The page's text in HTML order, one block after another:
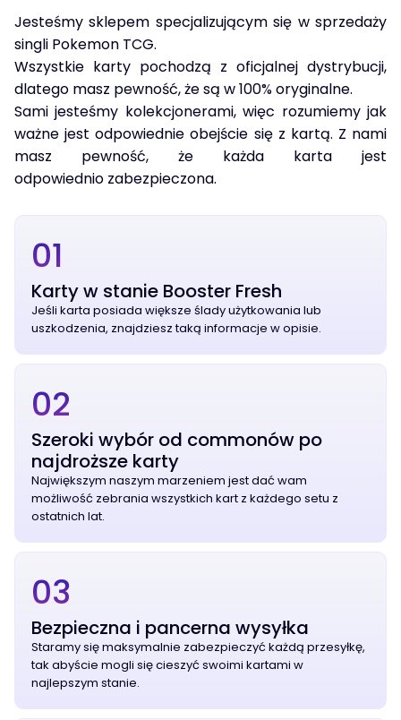
Jesteśmy sklepem specjalizującym się w sprzedaży
singli Pokemon TCG.
Wszystkie karty pochodzą z oficjalnej dystrybucji,
dlatego masz pewność, że są w 100% oryginalne.
Sami jesteśmy kolekcjonerami, więc rozumiemy jak
ważne jest odpowiednie obejście się z kartą. Z nami
masz pewność, że każda karta jest
odpowiednio zabezpieczona.
01
Karty w stanie Booster Fresh
Jeśli karta posiada większe ślady użytkowania lub
uszkodzenia, znajdziesz taką informacje w opisie.
02
Szeroki wybór od commonów po
najdroższe karty
Największym naszym marzeniem jest dać wam
możliwość zebrania wszystkich kart z każdego setu z
ostatnich lat.
03
Bezpieczna i pancerna wysyłka
Staramy się maksymalnie zabezpieczyć każdą przesyłkę,
tak abyście mogli się cieszyć swoimi kartami w
najlepszym stanie.